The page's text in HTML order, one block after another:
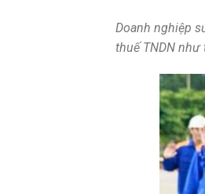
Doanh nghiệp
thuế TNDN như